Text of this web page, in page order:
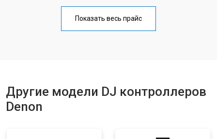
Показать весь прайс
Другие модели DJ контроллеров
Denon